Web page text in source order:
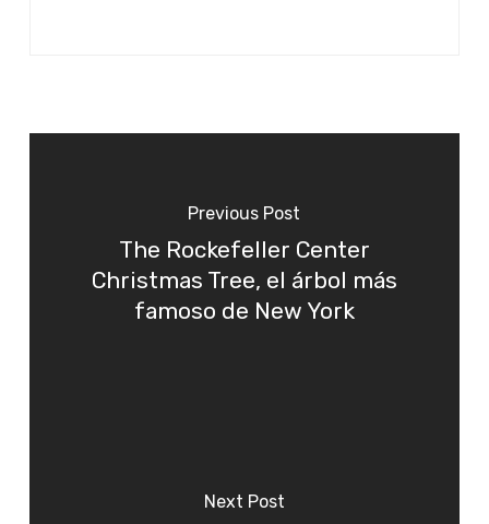
Previous Post
The Rockefeller Center
Christmas Tree, el árbol más
famoso de New York
Next Post